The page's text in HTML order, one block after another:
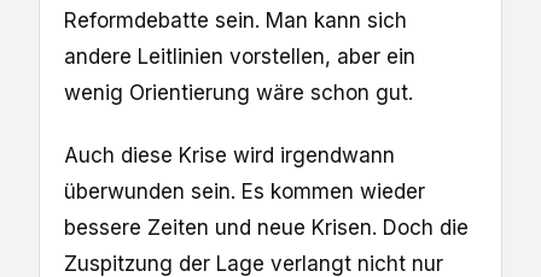
Reformdebatte sein. Man kann sich
andere Leitlinien vorstellen, aber ein
wenig Orientierung wäre schon gut.
Auch diese Krise wird irgendwann
überwunden sein. Es kommen wieder
bessere Zeiten und neue Krisen. Doch die
Zuspitzung der Lage verlangt nicht nur